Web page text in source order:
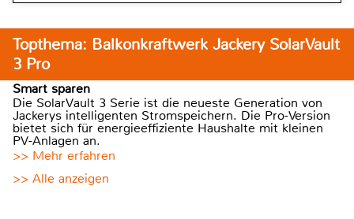
Topthema: Balkonkraftwerk Jackery SolarVault
3 Pro
Smart sparen
Die SolarVault 3 Serie ist die neueste Generation von
Jackerys intelligenten Stromspeichern. Die Pro-Version
bietet sich für energieeffiziente Haushalte mit kleinen
PV-Anlagen an.
>> Mehr erfahren
>> Alle anzeigen